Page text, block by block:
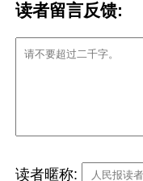
读者留言反馈:
读者暱称: